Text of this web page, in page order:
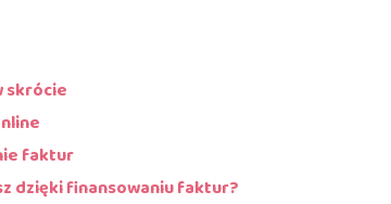
skrócie
faktur
dzięki finansowaniu faktur?